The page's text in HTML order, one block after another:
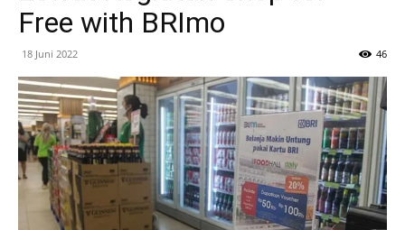
Free with BRImo
18 Juni 2022 46